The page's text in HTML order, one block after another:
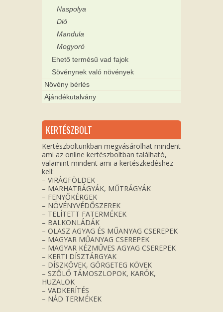
Naspolya
Dió
Mandula
Mogyoró
Ehető termésű vad fajok
Sövénynek való növények
Növény bérlés
Ajándékutalvány
KERTÉSZBOLT
Kertészboltunkban megvásárolhat mindent
ami az online kertészboltban található,
valamint mindent ami a kertészkedéshez
kell:
– VIRÁGFÖLDEK
– MARHATRÁGYÁK, MŰTRÁGYÁK
– FENYŐKÉRGEK
– NÖVÉNYVÉDŐSZEREK
– TELÍTETT FATERMÉKEK
– BALKONLÁDÁK
– OLASZ AGYAG ÉS MŰANYAG CSEREPEK
– MAGYAR MŰANYAG CSEREPEK
– MAGYAR KÉZMŰVES AGYAG CSEREPEK
– KERTI DÍSZTÁRGYAK
– DÍSZKÖVEK, GÖRGETEG KÖVEK
– SZŐLŐ TÁMOSZLOPOK, KARÓK,
HUZALOK
– VADKERÍTÉS
– NÁD TERMÉKEK